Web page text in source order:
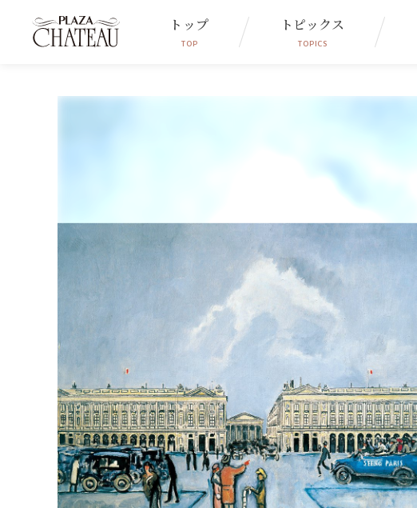
トップ
TOP
トピックス
TOPICS